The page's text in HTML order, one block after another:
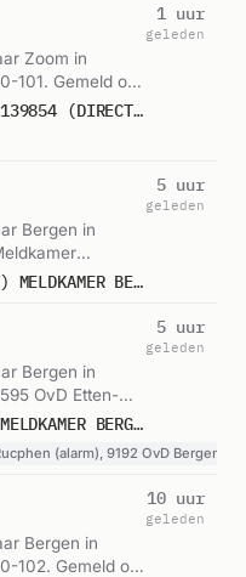
Zoom in
101. Gemeld om
A2 BERGEN OP ZOOM RIT: 139854 (DIRECTE INZET: JA)
1 uur
geleden
Bergen in
P 2 CONTACT MKB (TL-TDV) MELDKAMER BERGEN OP ZOOM EMPLACEMENT BERGEN OP ZOOM
5 uur
geleden
Bergen in
OvD Etten-
9192 OvD
P 2 CONTACT MKB (AC-B) MELDKAMER BERGEN OP ZOOM EMPLACEMENT BERGEN OP ZOOM
(alarm), 9192 OvD Bergen
5 uur
geleden
Bergen in
102. Gemeld om
10 uur
geleden